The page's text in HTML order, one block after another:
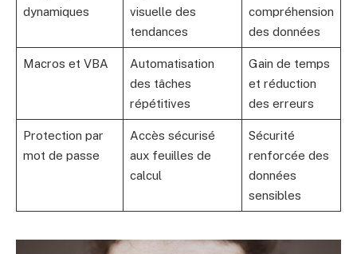
dynamiques
visuelle des
tendances
compréhension
des données
Macros et VBA
Automatisation
des tâches
répétitives
Gain de temps
et réduction
des erreurs
Protection par
mot de passe
Accès sécurisé
aux feuilles de
calcul
Sécurité
renforcée des
données
sensibles